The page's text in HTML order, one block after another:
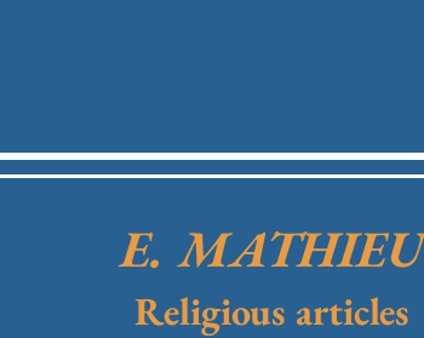
E. MATHIEU
Religious articles